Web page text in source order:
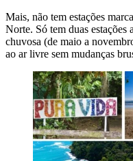
Mais, não tem estações
Norte. Só tem duas estações
chuvosa (de maio a
ao ar livre sem mudanças